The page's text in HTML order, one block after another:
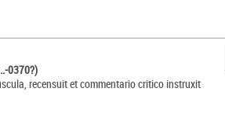
0370?)
recensuit et commentario critico instruxit